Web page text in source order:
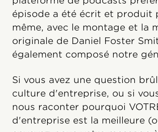
épisode a été écrit et produit
même, avec le montage et la
originale de Daniel Foster
également composé notre
Si vous avez une question
culture d'entreprise, ou si
nous raconter pourquoi
d'entreprise est la meilleure